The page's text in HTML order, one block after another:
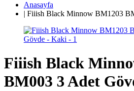
Anasayfa
| Fiiish Black Minnow BM1203
Fiiish Black
BM003 3 Adet